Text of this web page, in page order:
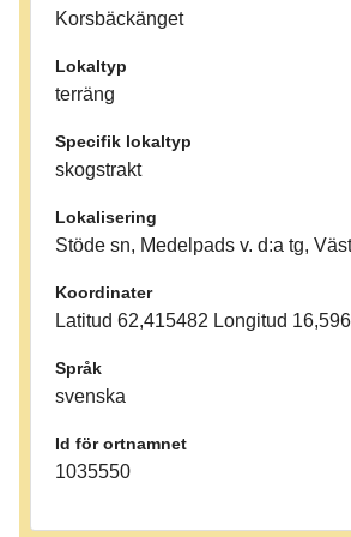
Korsbäckänget
Lokaltyp
terräng
Specifik lokaltyp
skogstrakt
Lokalisering
Stöde sn, Medelpads v. d:a tg,
Koordinater
Latitud 62,415482 Longitud
Språk
svenska
Id för ortnamnet
1035550